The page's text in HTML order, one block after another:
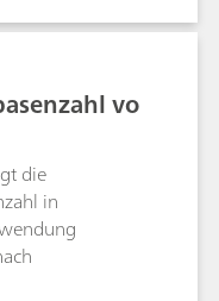
Gemischen aus
für
Diese Verfahren
in der
Bulletin
in
nach
nach ASTM
nach
vo
die
in